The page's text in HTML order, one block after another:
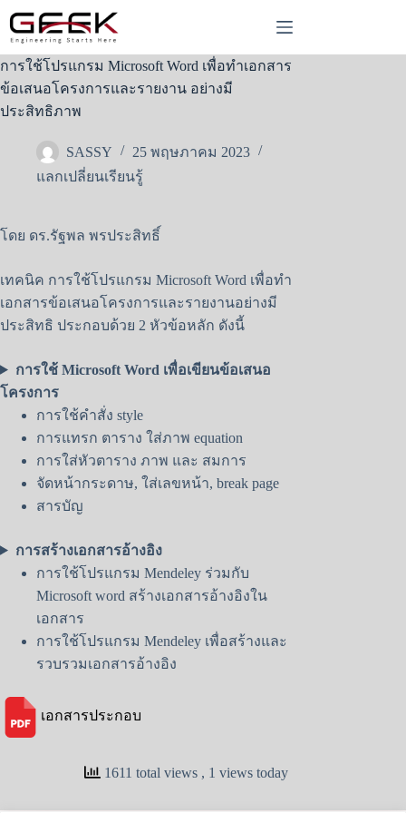
content
การใช้โปรแกรม Microsoft Word เพื่อทำเอกสาร
ข้อเสนอโครงการและรายงาน อย่างมี
ประสิทธิภาพ
SASSY
25 พฤษภาคม 2023
แลกเปลี่ยนเรียนรู้
โดย ดร.รัฐพล พรประสิทธิ์
เทคนิค การใช้โปรแกรม Microsoft Word เพื่อทำ
เอกสารข้อเสนอโครงการและรายงานอย่างมี
ประสิทธิ ประกอบด้วย 2 หัวข้อหลัก ดังนี้
การใช้ Microsoft Word เพื่อเขียนข้อเสนอ
โครงการ
การใช้คำสั่ง style
การแทรก ตาราง ใส่ภาพ equation
การใส่หัวตาราง ภาพ และ สมการ
จัดหน้ากระดาษ, ใส่เลขหน้า, break page
สารบัญ
การสร้างเอกสารอ้างอิง
การใช้โปรแกรม Mendeley ร่วมกับ
Microsoft word สร้างเอกสารอ้างอิงใน
เอกสาร
การใช้โปรแกรม Mendeley เพื่อสร้างและ
รวบรวมเอกสารอ้างอิง
เอกสารประกอบ
1611 total views , 1 views today